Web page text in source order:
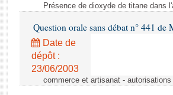
Présence de dioxyde de titane dans
Question orale sans débat n° 441
Date de
dépôt :
23/06/2003
commerce et artisanat -